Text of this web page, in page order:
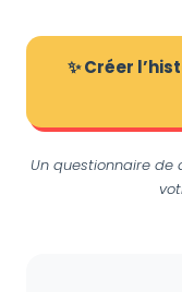
✨ Créer
Un questionnaire